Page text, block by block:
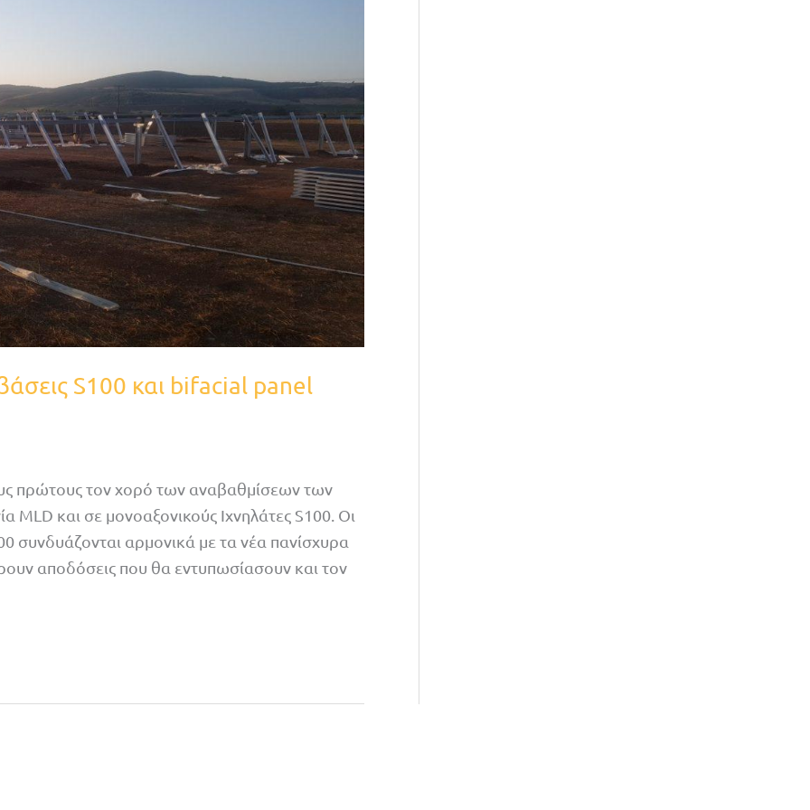
S100 και bifacial panel
πρώτους τον χορό των αναβαθμίσεων των
και σε μονοαξονικούς Ιχνηλάτες S100. Οι
συνδυάζονται αρμονικά με τα νέα πανίσχυρα
αποδόσεις που θα εντυπωσίασουν και τον